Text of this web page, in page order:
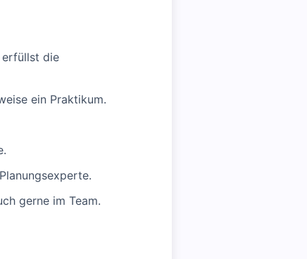
erfüllst die
ein Praktikum.
gerne im Team.